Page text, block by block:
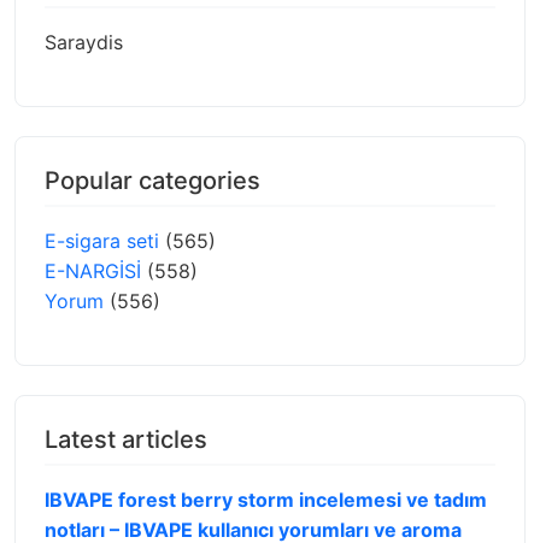
Saraydis
Popular categories
E-sigara seti (565)
E-NARGİSİ (558)
Yorum (556)
Latest articles
IBVAPE forest berry storm incelemesi ve tadım
notları – IBVAPE kullanıcı yorumları ve aroma